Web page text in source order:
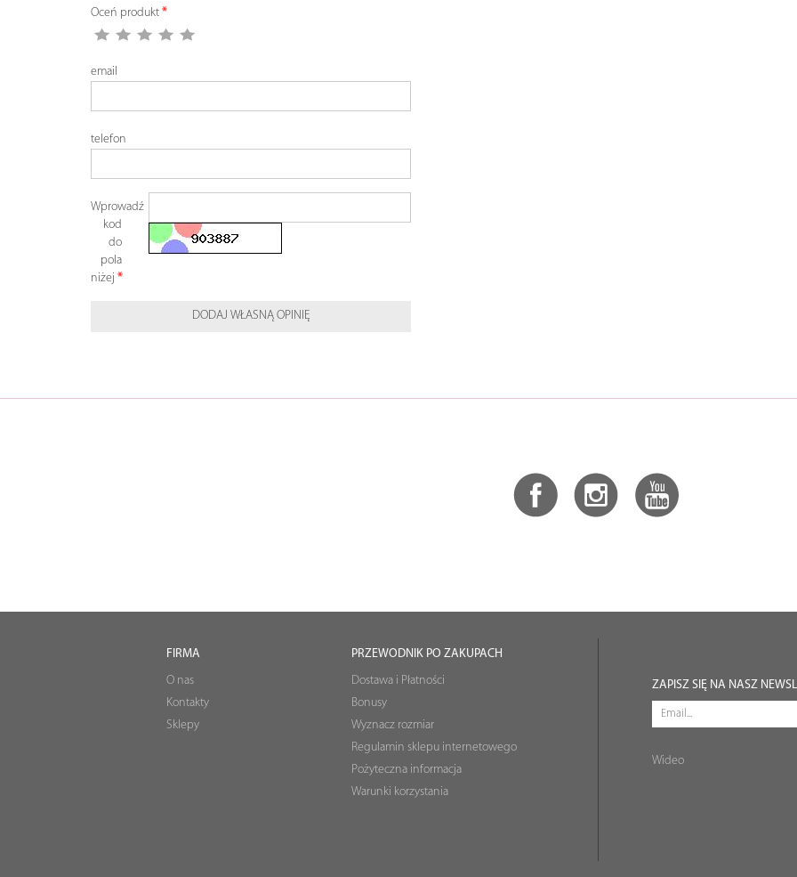
Oceń produkt
email
telefon
Wprowadź
kod
do
pola
niżej
DODAJ WŁASNĄ OPINIĘ
FIRMA
O nas
Kontakty
Sklepy
PRZEWODNIK PO ZAKUPACH
Dostawa i Płatności
Bonusy
Wyznacz rozmiar
Regulamin sklepu internetowego
Pożyteczna informacja
Warunki korzystania
ZAPISZ SIĘ NA NASZ
Wideo